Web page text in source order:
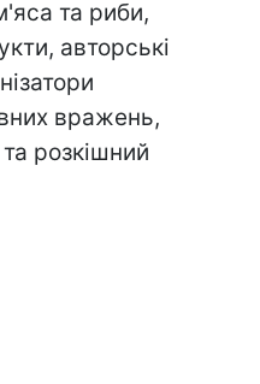
та риби,
авторські
вражень,
розкішний